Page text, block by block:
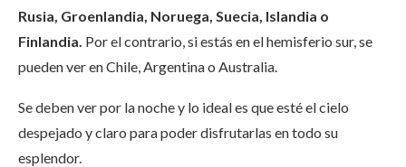
Rusia, Groenlandia, Noruega, Suecia, Islandia o
Finlandia. Por el contrario, si estás en el hemisferio sur, se
pueden ver en Chile, Argentina o Australia.
Se deben ver por la noche y lo ideal es que esté el cielo
despejado y claro para poder disfrutarlas en todo su
esplendor.